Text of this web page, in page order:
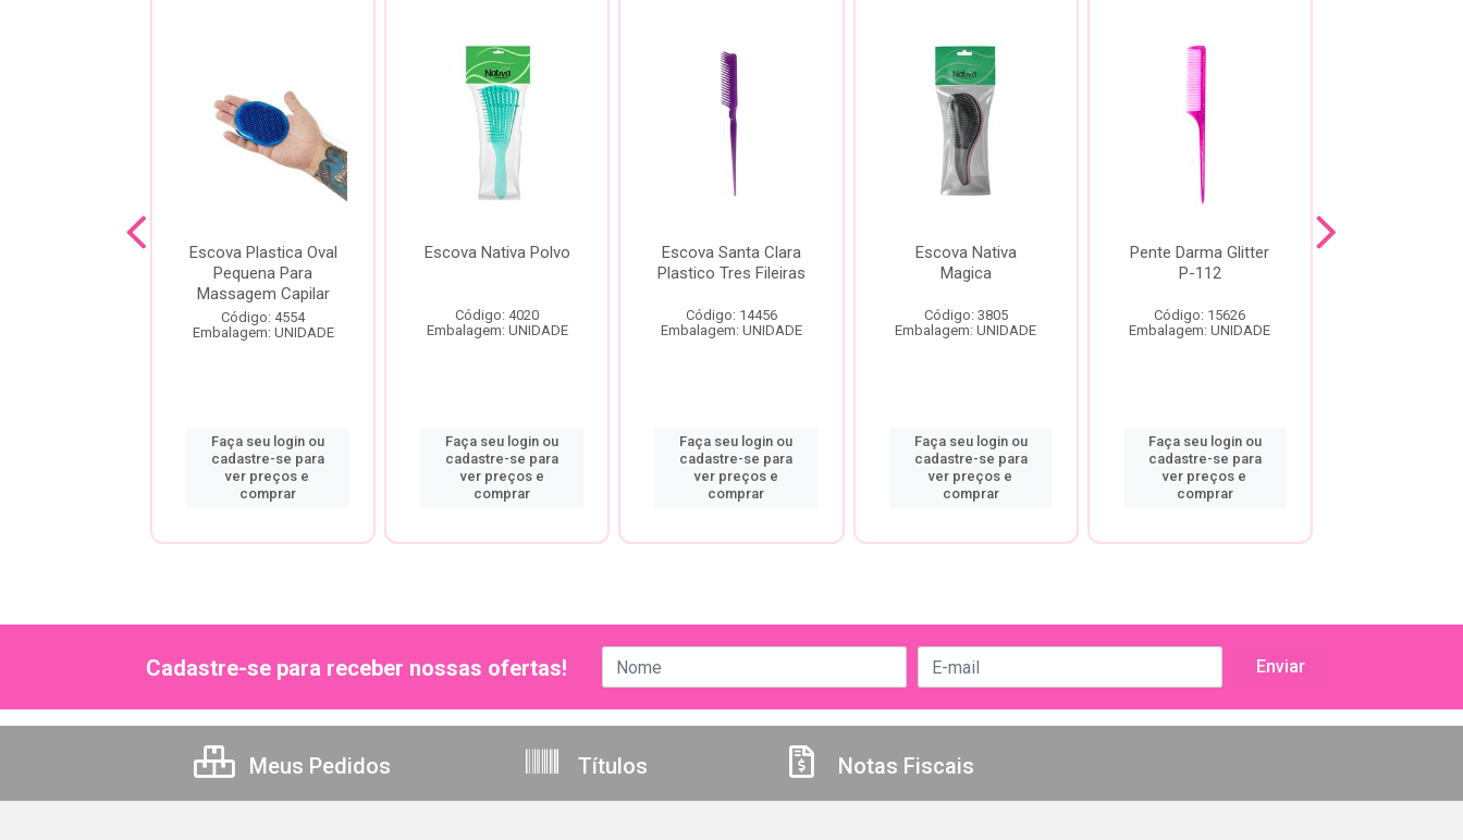
Escova Plastica Oval
Pequena Para
Massagem Capilar
Código: 4554
Embalagem: UNIDADE
Faça seu login ou
cadastre-se para
ver preços e
comprar
Escova Nativa Polvo
Código: 4020
Embalagem: UNIDADE
Faça seu login ou
cadastre-se para
ver preços e
comprar
Escova Santa Clara
Plastico Tres Fileiras
Código: 14456
Embalagem: UNIDADE
Faça seu login ou
cadastre-se para
ver preços e
comprar
Escova Nativa
Magica
Código: 3805
Embalagem: UNIDADE
Faça seu login ou
cadastre-se para
ver preços e
comprar
Pente Darma Glitter
P-112
Código: 15626
Embalagem: UNIDADE
Faça seu login ou
cadastre-se para
ver preços e
comprar
Cadastre-se para receber nossas ofertas!
Meus Pedidos Títulos Notas Fiscais